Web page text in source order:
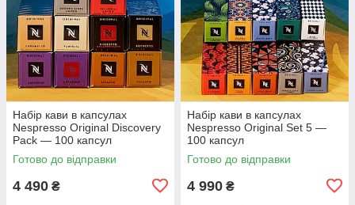
Набір кави в капсулах
Nespresso Original Discovery
Pack — 100 капсул
Готово до відправки
4 490 ₴
Набір кави в капсулах
Nespresso Original Set 5 —
100 капсул
Готово до відправки
4 990 ₴